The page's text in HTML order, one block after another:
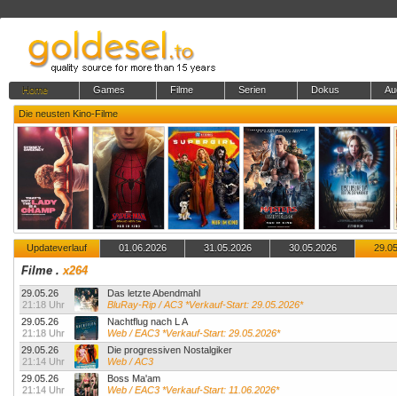
Home Games Filme Serien Dokus
Die neusten Kino-Filme
Updateverlauf 01.06.2026 31.05.2026 30.05.2026
Filme .x264
29.05.26
21:18 Uhr
Das letzte Abendmahl
BluRay-Rip / AC3 *Verkauf-Start: 29.05.2026*
29.05.26
21:18 Uhr
Nachtflug nach L A
Web / EAC3 *Verkauf-Start: 29.05.2026*
29.05.26
21:14 Uhr
Die progressiven Nostalgiker
Web / AC3
29.05.26
21:14 Uhr
Boss Ma'am
Web / EAC3 *Verkauf-Start: 11.06.2026*